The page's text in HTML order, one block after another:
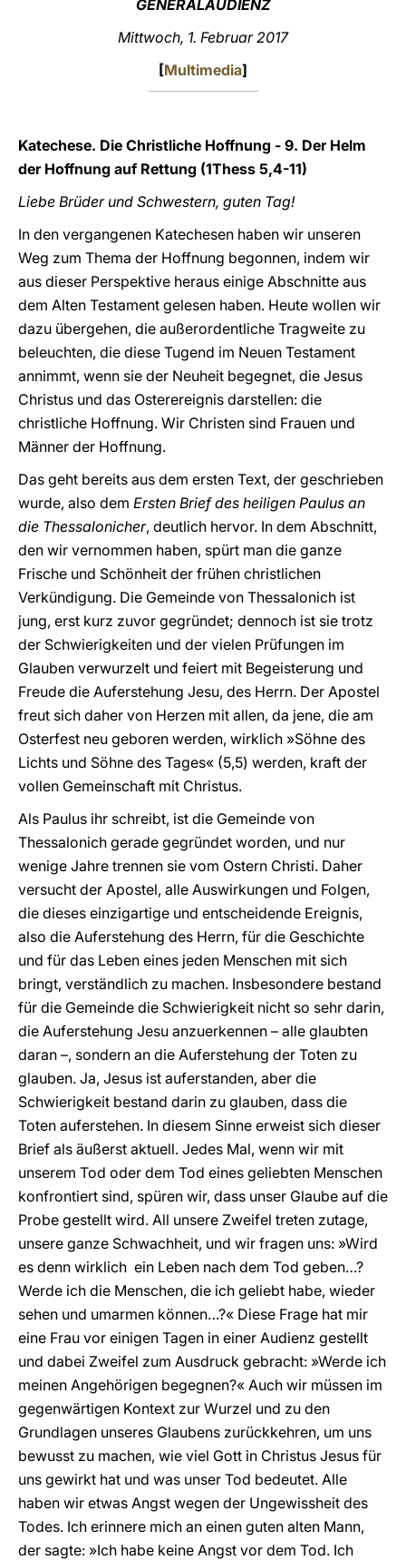
LATINE
GENERALAUDIENZ
Mittwoch, 1. Februar 2017
[Multimedia]
Katechese. Die Christliche Hoffnung - 9. Der Helm
der Hoffnung auf Rettung (1Thess 5,4-11)
Liebe Brüder und Schwestern, guten Tag!
In den vergangenen Katechesen haben wir unseren
Weg zum Thema der Hoffnung begonnen, indem wir
aus dieser Perspektive heraus einige Abschnitte aus
dem Alten Testament gelesen haben. Heute wollen wir
dazu übergehen, die außerordentliche Tragweite zu
beleuchten, die diese Tugend im Neuen Testament
annimmt, wenn sie der Neuheit begegnet, die Jesus
Christus und das Osterereignis darstellen: die
christliche Hoffnung. Wir Christen sind Frauen und
Männer der Hoffnung.
Das geht bereits aus dem ersten Text, der geschrieben
wurde, also dem Ersten Brief des heiligen Paulus an
die Thessalonicher, deutlich hervor. In dem Abschnitt,
den wir vernommen haben, spürt man die ganze
Frische und Schönheit der frühen christlichen
Verkündigung. Die Gemeinde von Thessalonich ist
jung, erst kurz zuvor gegründet; dennoch ist sie trotz
der Schwierigkeiten und der vielen Prüfungen im
Glauben verwurzelt und feiert mit Begeisterung und
Freude die Auferstehung Jesu, des Herrn. Der Apostel
freut sich daher von Herzen mit allen, da jene, die am
Osterfest neu geboren werden, wirklich »Söhne des
Lichts und Söhne des Tages« (5,5) werden, kraft der
vollen Gemeinschaft mit Christus.
Als Paulus ihr schreibt, ist die Gemeinde von
Thessalonich gerade gegründet worden, und nur
wenige Jahre trennen sie vom Ostern Christi. Daher
versucht der Apostel, alle Auswirkungen und Folgen,
die dieses einzigartige und entscheidende Ereignis,
also die Auferstehung des Herrn, für die Geschichte
und für das Leben eines jeden Menschen mit sich
bringt, verständlich zu machen. Insbesondere bestand
für die Gemeinde die Schwierigkeit nicht so sehr darin,
die Auferstehung Jesu anzuerkennen – alle glaubten
daran –, sondern an die Auferstehung der Toten zu
glauben. Ja, Jesus ist auferstanden, aber die
Schwierigkeit bestand darin zu glauben, dass die
Toten auferstehen. In diesem Sinne erweist sich dieser
Brief als äußerst aktuell. Jedes Mal, wenn wir mit
unserem Tod oder dem Tod eines geliebten Menschen
konfrontiert sind, spüren wir, dass unser Glaube auf die
Probe gestellt wird. All unsere Zweifel treten zutage,
unsere ganze Schwachheit, und wir fragen uns: »Wird
es denn wirklich ein Leben nach dem Tod geben…?
Werde ich die Menschen, die ich geliebt habe, wieder
sehen und umarmen können…?« Diese Frage hat mir
eine Frau vor einigen Tagen in einer Audienz gestellt
und dabei Zweifel zum Ausdruck gebracht: »Werde ich
meinen Angehörigen begegnen?« Auch wir müssen im
gegenwärtigen Kontext zur Wurzel und zu den
Grundlagen unseres Glaubens zurückkehren, um uns
bewusst zu machen, wie viel Gott in Christus Jesus für
uns gewirkt hat und was unser Tod bedeutet. Alle
haben wir etwas Angst wegen der Ungewissheit des
Todes. Ich erinnere mich an einen guten alten Mann,
der sagte: »Ich habe keine Angst vor dem Tod. Ich